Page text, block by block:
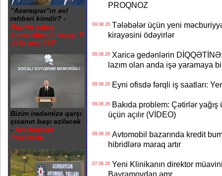
“Azəraqrar”ın əsl
rəhbəri kimdir? -
Nazirin sabiq
komandirinin maaşı 7
dəfə artırılıb?
Bizim iradəmizə qarşı
çıxanın başı əziləcək
- Azərbaycan
Prezidenti
PROQNOZ
09.08.26Tələbələr üçün yeni
kirayəsini ödəyirlər
09.08.26Xaricə gedənlərin DİQQƏTİNƏ:
lazım olan anda işə yaramaya
09.08.26Eyni ofisdə fərqli iş saatları:
09.08.26Bakıda problem: Çətirlər
üçün açılır (VİDEO)
09.08.26Avtomobil bazarında kredit
hibridlərə maraq artır
07.08.26Yeni Klinikanın direktor müavini
Bayramovdan əmr